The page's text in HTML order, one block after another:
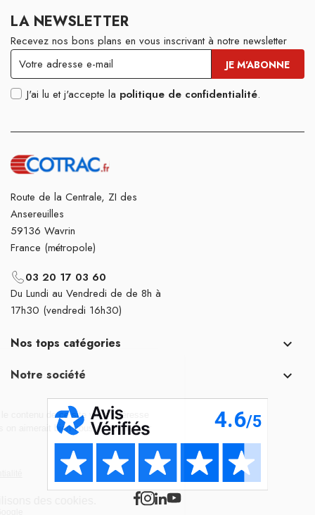
LA NEWSLETTER
Recevez nos bons plans en vous inscrivant à notre newsletter
J'ai lu et j'accepte la politique de confidentialité.
Route de la Centrale, ZI des
Ansereuilles
59136 Wavrin
France (métropole)
03 20 17 03 60
Du Lundi au Vendredi de de 8h à
17h30 (vendredi 16h30)
Nos tops catégories 
Notre société 